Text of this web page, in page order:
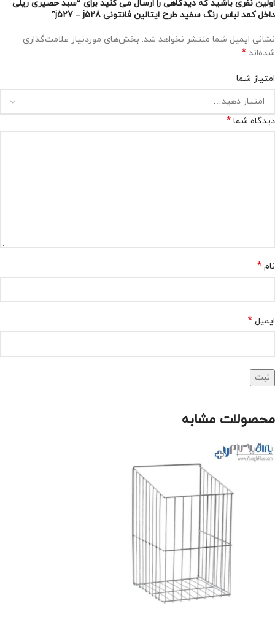
اولین نفری باشید که دیدگاهی را ارسال می کنید برای “سبد حصیری ریلی
داخل کمد لباس رنگ سفید طرح ایتالین فانتونی j527 – j528”
نشانی ایمیل شما منتشر نخواهد شد. بخش‌های موردنیاز علامت‌گذاری
شده‌اند *
امتیاز شما
دیدگاه شما *
نام *
ایمیل *
محصولات مشابه